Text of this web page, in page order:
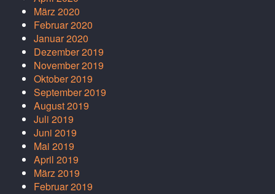
März 2020
Februar 2020
Januar 2020
Dezember 2019
November 2019
Oktober 2019
September 2019
August 2019
Juli 2019
Juni 2019
Mai 2019
April 2019
März 2019
Februar 2019